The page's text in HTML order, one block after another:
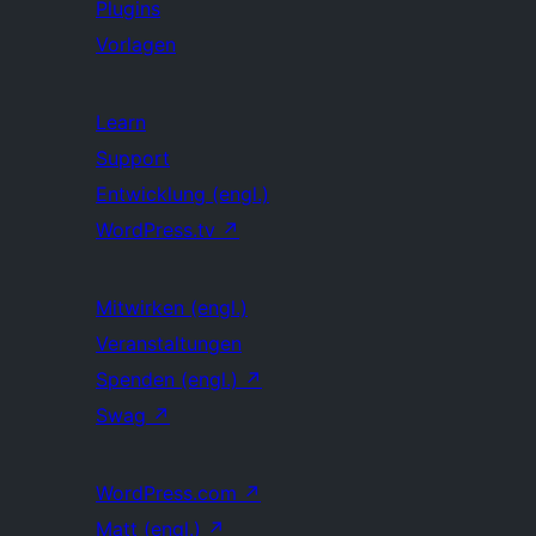
Plugins
Vorlagen
Learn
Support
Entwicklung (engl.)
WordPress.tv ↗
Mitwirken (engl.)
Veranstaltungen
Spenden (engl.) ↗
Swag ↗
WordPress.com ↗
Matt (engl.) ↗